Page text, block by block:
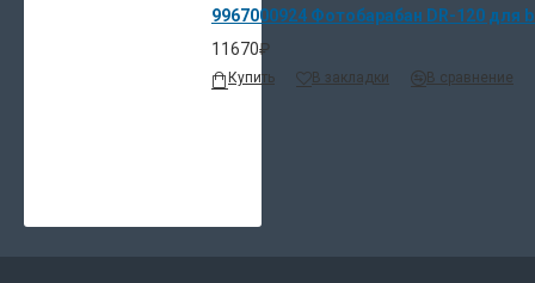
9967000924 Фотобарабан DR-120 для
11670₽
Купить В закладки В сравнение